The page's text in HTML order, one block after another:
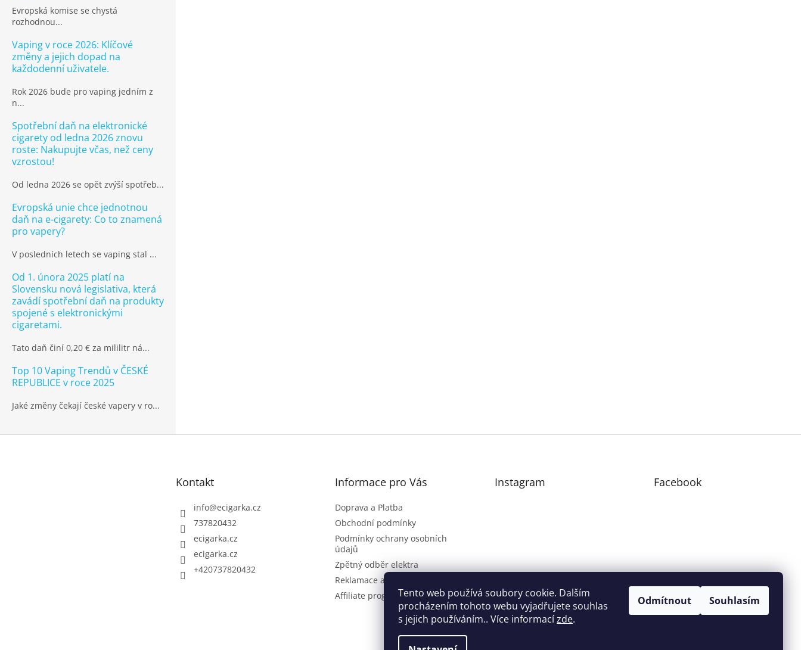
Tento web používá soubory cookie. Dalším
procházením tohoto webu vyjadřujete souhlas
s jejich používáním.. Více informacízde.
Odmítnout Souhlasím
Evropská komise se chystá
rozhodnou...
Vaping v roce 2026: Klíčové
změny a jejich dopad na
každodenní uživatele.
Rok 2026 bude pro vaping jedním z
n...
Spotřební daň na elektronické
cigarety od ledna 2026 znovu
roste: Nakupujte včas, než ceny
vzrostou!
Od ledna 2026 se opět zvýší spotřeb...
Evropská unie chce jednotnou
daň na e-cigarety: Co to znamená
pro vapery?
V posledních letech se vaping stal ...
Od 1. února 2025 platí na
Slovensku nová legislativa, která
zavádí spotřební daň na produkty
spojené s elektronickými
cigaretami.
Tato daň činí 0,20 € za mililitr ná...
Top 10 Vaping Trendů v ČESKÉ
REPUBLICE v roce 2025
Jaké změny čekají české vapery v ro...
Kontakt
info@ecigarka.cz
737820432
ecigarka.cz
ecigarka.cz
+420737820432
Informace pro Vás
Doprava a Platba
Obchodní podmínky
Podmínky ochrany osobních
údajů
Zpětný odběr elektra
Reklamace a vrácení zboží
Affiliate program
Instagram Facebook